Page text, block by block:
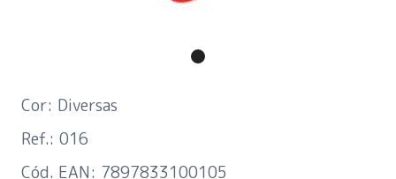
Cor: Diversas
Ref.: 016
Cód. EAN: 7897833100105